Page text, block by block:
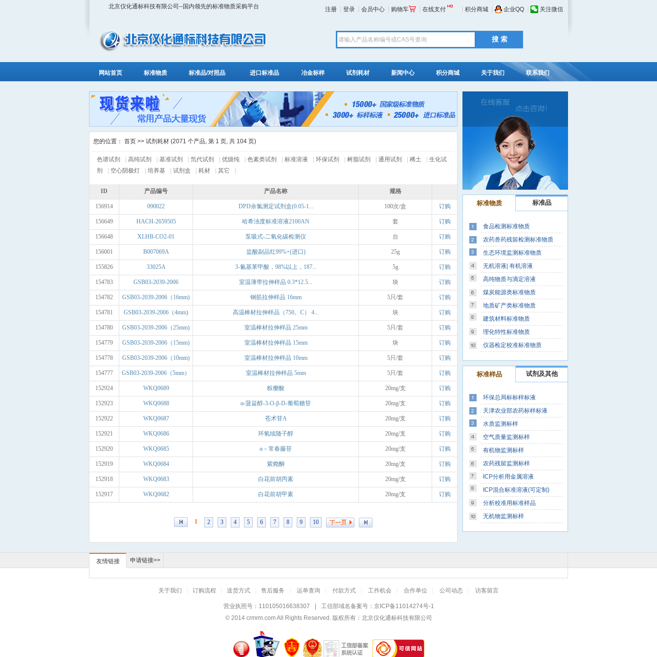
北京仪化通标科技有限公司--国内领先的标准物质采购平台 注册 登录 会员中心 购物车 在线支付 积分商城 企业QQ 关注微信
网站首页 标准物质 标准品/对照品 进口标准品 冶金标样 试剂耗材 新闻中心 积分商城 关于我们 联系我们
您的位置： 首页 >> 试剂耗材 (2071 个产品, 第 1 页, 共 104 页)
色谱试剂 高纯试剂 基准试剂 氘代试剂 优级纯 色素类试剂 标准溶液 环保试剂 树脂试剂 通用试剂 稀土
生化试
剂
空心阴极灯 培养基 试剂盒 耗材 其它
ID 产品编号 产品名称 规格
156914 090022 DPD余氯测定试剂盒(0.05-1... 100次/盒 订购
156649 HACH-2659505 哈希浊度标准溶液2100AN 套 订购
156648 XLHB-CO2-01 泵吸式-二氧化碳检测仪 台 订购
156001 B007069A 盐酸副品红99%+(进口) 25g 订购
155826 33025A 3-氰基苯甲酸，98%以上，187... 5g 订购
154783 GSB03-2039-2006 室温薄带拉伸样品 0.3*12.5... 块 订购
154782 GSB03-2039-2006（16mm) 钢筋拉伸样品 16mm 5只/套 订购
154781 GSB03-2039-2006（4mm) 高温棒材拉伸样品（750。C） 4... 块 订购
154780 GSB03-2039-2006（25mm) 室温棒材拉伸样品 25mm 5只/套 订购
154779 GSB03-2039-2006（15mm) 室温棒材拉伸样品 15mm 块 订购
154778 GSB03-2039-2006（10mm) 室温棒材拉伸样品 10mm 5只/套 订购
154777 GSB03-2039-2006（5mm） 室温棒材拉伸样品 5mm 5只/套 订购
152924 WKQ0689 栎瘿酸 20mg/支 订购
152923 WKQ0688 α-菠甾醇-3-O-β-D-葡萄糖苷 20mg/支 订购
152922 WKQ0687 苍术苷A 20mg/支 订购
152921 WKQ0686 环氧续随子醇 20mg/支 订购
152920 WKQ0685 α－常春藤苷 20mg/支 订购
152919 WKQ0684 紫箢酮 20mg/支 订购
152918 WKQ0683 白花前胡丙素 20mg/支 订购
152917 WKQ0682 白花前胡甲素 20mg/支 订购
1 2 3 4 5 6 7 8 9 10
标准物质 标准品
食品检测标准物质
农药兽药残留检测标准物质
生态环境监测标准物质
无机溶液| 有机溶液
高纯物质与滴定溶液
煤炭能源类标准物质
地质矿产类标准物质
建筑材料标准物质
理化特性标准物质
仪器检定校准标准物质
标准样品 试剂及其他
环保总局标标样标液
天津农业部农药标样标液
水质监测标样
空气质量监测标样
有机物监测标样
农药残留监测标样
ICP分析用金属溶液
ICP混合标准溶液(可定制)
分析校准用标准样品
无机物监测标样
友情链接 申请链接>>
关于我们 订购流程 送货方式 售后服务 运单查询 付款方式 工作机会 合作单位 公司动态 访客留言
营业执照号：110105016638307 工信部域名备案号： 京ICP备11014274号-1
© 2014 crmrm.comAll Rights Reserved. 版权所有：北京仪化通标科技有限公司